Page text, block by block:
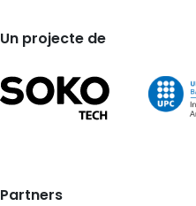
Un projecte de
Partners